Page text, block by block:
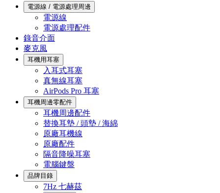
電源線 / 電源處理周邊
電源線
電源處理配件
錄音介面
麥克風
耳機用耳塞
入耳式耳塞
真無線耳塞
AirPods Pro 耳塞
耳機周邊零配件
耳機周邊配件
替換耳墊 / 頭墊 / 海綿
原廠耳機線
原廠配件
隔音降噪耳塞
電腦鍵盤
品牌目錄
7Hz 七赫茲